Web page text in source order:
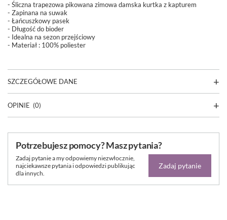
- Śliczna trapezowa pikowana zimowa damska kurtka z kapturem
- Zapinana na suwak
- Łańcuszkowy pasek
- Długość do bioder
- Idealna na sezon przejściowy
- Materiał : 100% poliester
SZCZEGÓŁOWE DANE
OPINIE (0)
Potrzebujesz pomocy? Masz pytania?
Zadaj pytanie a my odpowiemy niezwłocznie,
najciekawsze pytania i odpowiedzi publikując
dla innych.
Zadaj pytanie